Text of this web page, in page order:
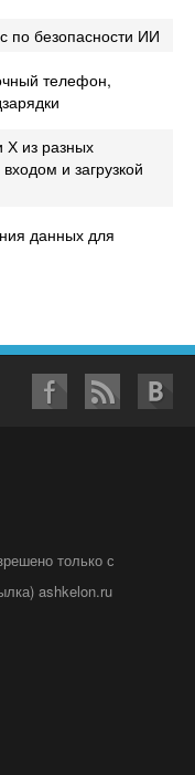
по безопасности ИИ
телефон,
Х из разных
и загрузкой
данных для
только с
ashkelon.ru